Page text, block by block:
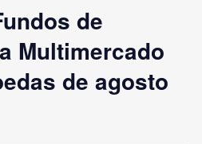
de
Multimercado
de agosto